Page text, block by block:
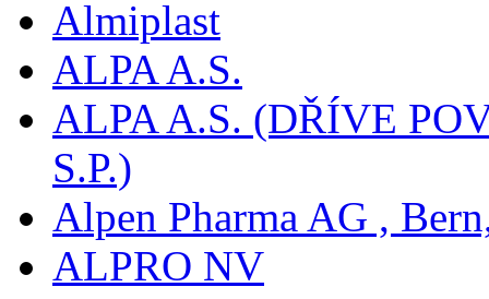
Almiplast
ALPA A.S.
ALPA A.S. (DŘÍVE
S.P.)
Alpen Pharma AG ,
ALPRO NV